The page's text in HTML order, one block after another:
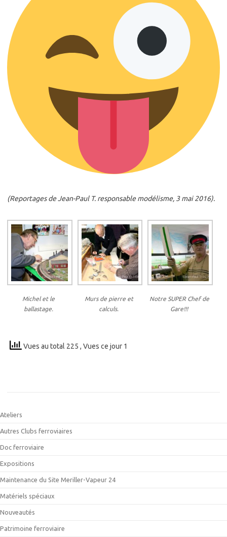
(Reportages de Jean-Paul T. responsable modélisme, 3 mai 2016).
Michel et le
ballastage.
Murs de pierre et
calculs.
Notre SUPER Chef de
Gare!!!
Vues au total 225 , Vues ce jour 1
Ateliers
Autres Clubs ferroviaires
Doc ferroviaire
Expositions
Maintenance du Site Meriller-Vapeur 24
Matériels spéciaux
Nouveautés
Patrimoine ferroviaire